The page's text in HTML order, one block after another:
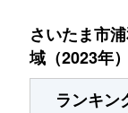
さいたま市
域（2023年）
ランキン